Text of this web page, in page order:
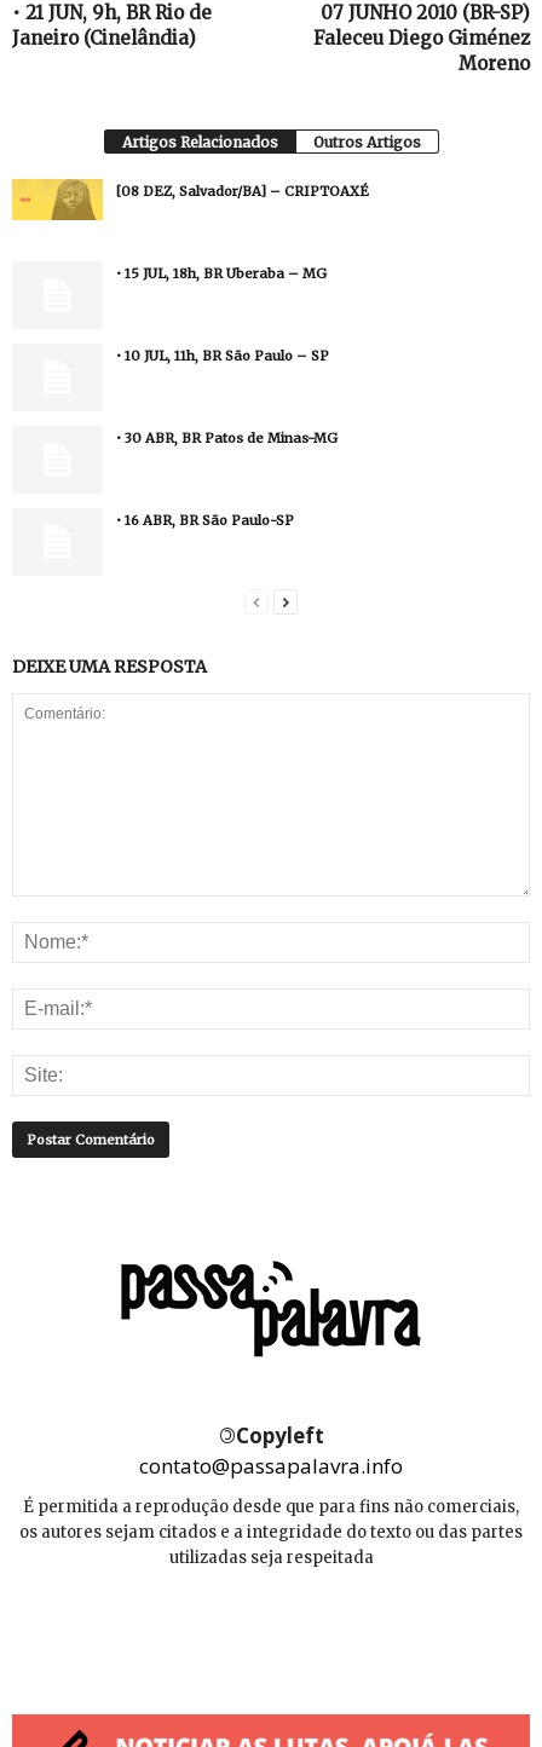
• 21 JUN, 9h, BR Rio de
Janeiro (Cinelândia)
07 JUNHO 2010 (BR-SP)
Faleceu Diego Giménez
Moreno
Artigos Relacionados Outros Artigos
[08 DEZ, Salvador/BA] – CRIPTOAXÉ
• 15 JUL, 18h, BR Uberaba – MG
• 10 JUL, 11h, BR São Paulo – SP
• 30 ABR, BR Patos de Minas-MG
• 16 ABR, BR São Paulo-SP
DEIXE UMA RESPOSTA
©Copyleft
contato@passapalavra.info
É permitida a reprodução desde que para fins não comerciais,
os autores sejam citados e a integridade do texto ou das partes
utilizadas seja respeitada